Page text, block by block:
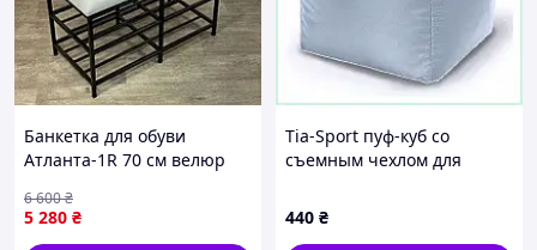
Банкетка для обуви
Атланта-1R 70 см велюр
6-3-9005 /Svart/ -stunning-
products-for-life-
5 280 ₴
6 600₴
Tia-Sport пуф-куб со
съемным чехлом для
440 ₴